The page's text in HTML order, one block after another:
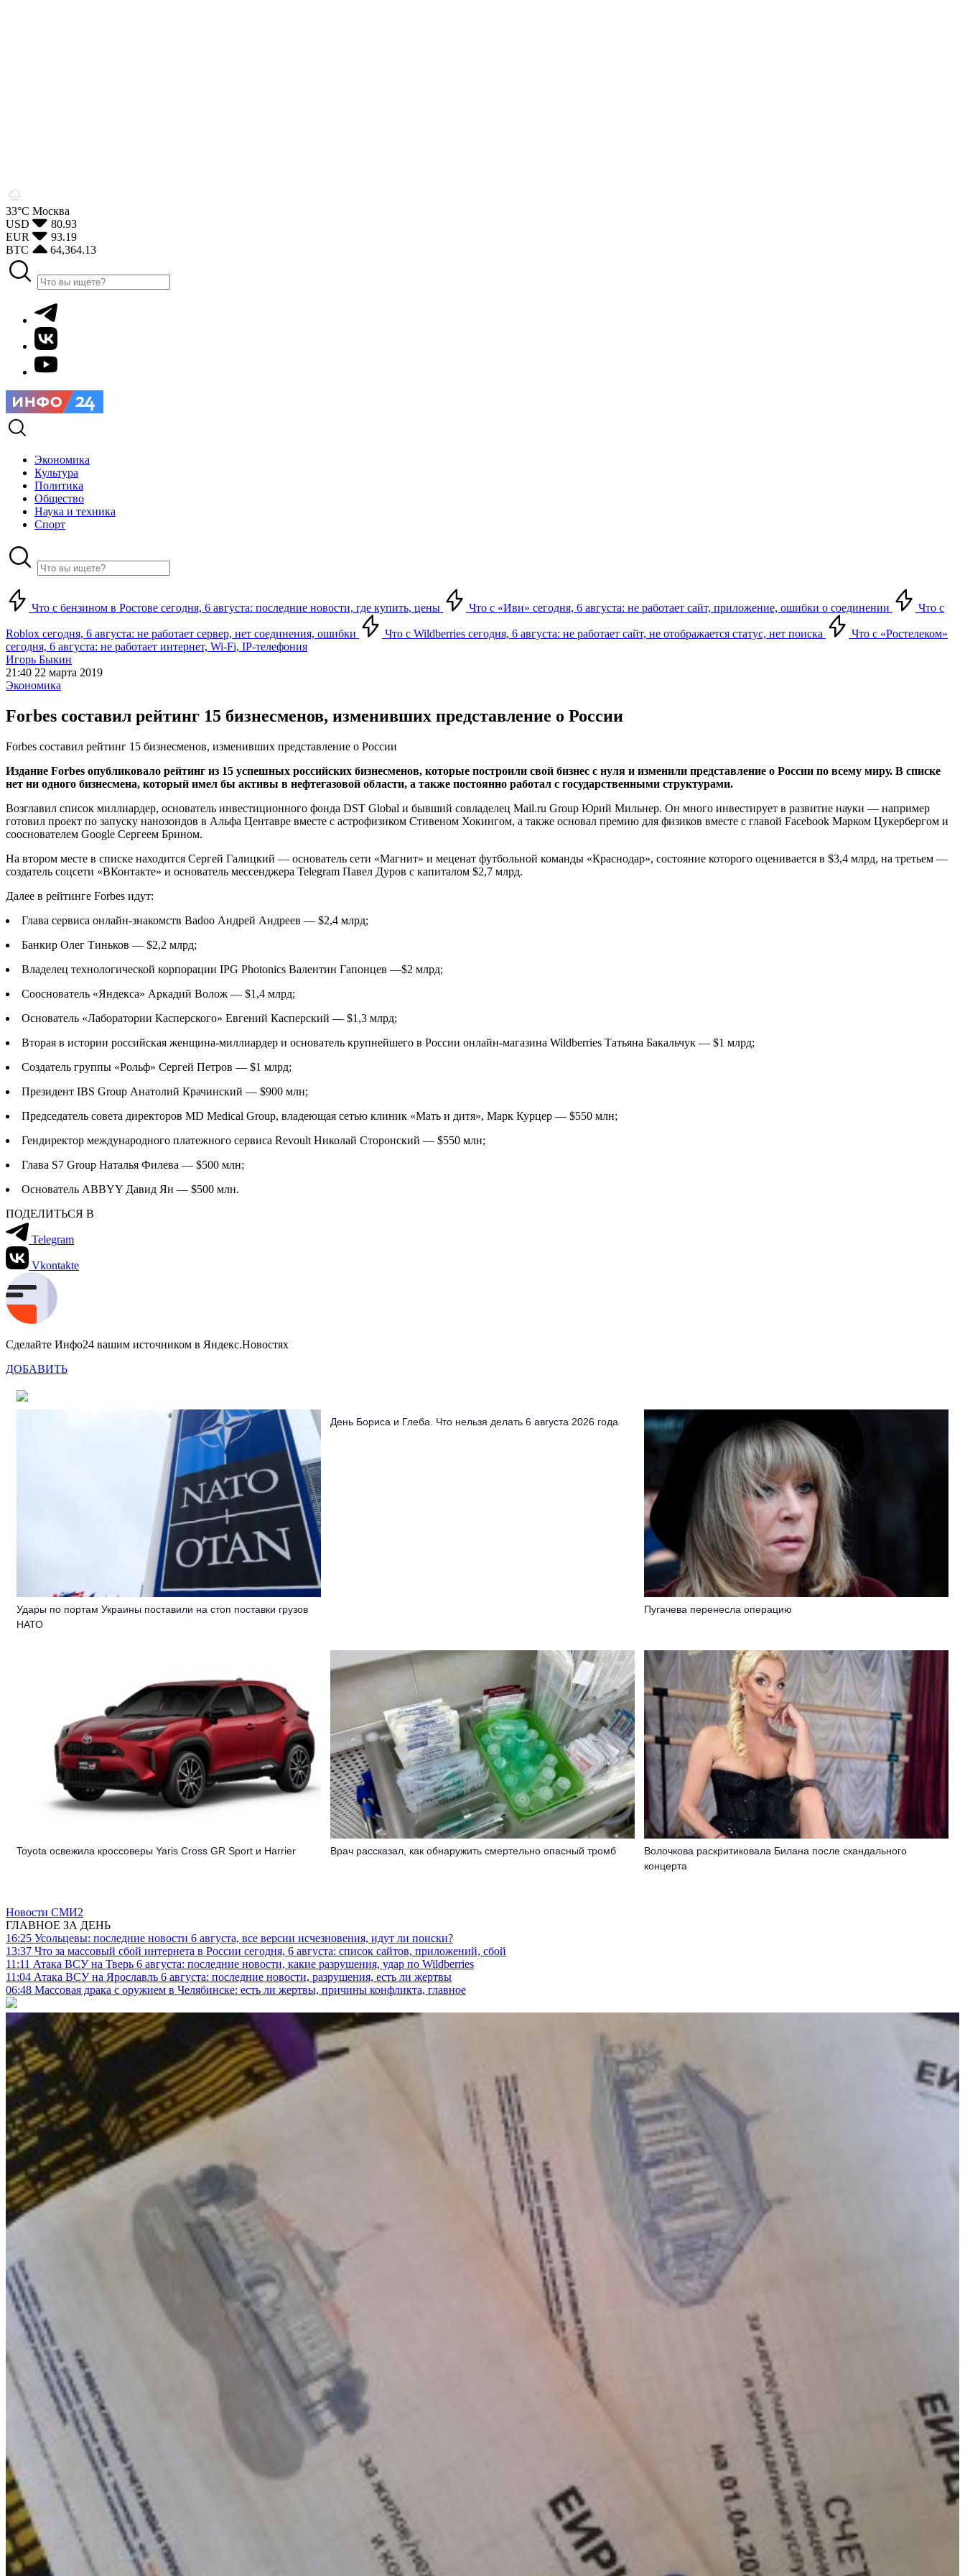
33°С Москва
USD
80.93
EUR
93.19
BTC
64,364.13
Экономика
Культура
Политика
Общество
Наука и техника
Спорт
Что с бензином в Ростове сегодня, 6 августа: последние новости, где купить, цены Что с «Иви» сегодня, 6 августа: не работает сайт, приложение, ошибки о соединении Что с
Roblox сегодня, 6 августа: не работает сервер, нет соединения, ошибки Что с Wildberries сегодня, 6 августа: не работает сайт, не отображается статус, нет поиска
Что с «Ростелеком»
сегодня, 6 августа: не работает интернет, Wi-Fi, IP-телефония
Игорь Быкин
21:40 22 марта 2019
Экономика
Forbes составил рейтинг 15 бизнесменов, изменивших представление о России
Forbes составил рейтинг 15 бизнесменов, изменивших представление о России
Издание Forbes опубликовало рейтинг из 15 успешных российских бизнесменов, которые построили свой бизнес с нуля и изменили представление о России по всему миру. В списке
нет ни одного бизнесмена, который имел бы активы в нефтегазовой области, а также постоянно работал с государственными структурами.
Возглавил список миллиардер, основатель инвестиционного фонда DST Global и бывший совладелец Mail.ru Group Юрий Мильнер. Он много инвестирует в развитие науки — например
готовил проект по запуску нанозондов в Альфа Центавре вместе с астрофизиком Стивеном Хокингом, а также основал премию для физиков вместе с главой Facebook Марком Цукербергом и
сооснователем Google Сергеем Брином.
На втором месте в списке находится Сергей Галицкий — основатель сети «Магнит» и меценат футбольной команды «Краснодар», состояние которого оценивается в $3,4 млрд, на третьем —
создатель соцсети «ВКонтакте» и основатель мессенджера Telegram Павел Дуров с капиталом $2,7 млрд.
Далее в рейтинге Forbes идут:
Глава сервиса онлайн-знакомств Badoo Андрей Андреев — $2,4 млрд;
Банкир Олег Тиньков — $2,2 млрд;
Владелец технологической корпорации IPG Photonics Валентин Гапонцев —$2 млрд;
Сооснователь «Яндекса» Аркадий Волож — $1,4 млрд;
Основатель «Лаборатории Касперского» Евгений Касперский — $1,3 млрд;
Вторая в истории российская женщина-миллиардер и основатель крупнейшего в России онлайн-магазина Wildberries Татьяна Бакальчук — $1 млрд;
Создатель группы «Рольф» Сергей Петров — $1 млрд;
Президент IBS Group Анатолий Крачинский — $900 млн;
Председатель совета директоров MD Medical Group, владеющая сетью клиник «Мать и дитя», Марк Курцер — $550 млн;
Гендиректор международного платежного сервиса Revoult Николай Сторонский — $550 млн;
Глава S7 Group Наталья Филева — $500 млн;
Основатель ABBYY Давид Ян — $500 млн.
ПОДЕЛИТЬСЯ В
Telegram
Vkontakte
Сделайте Инфо24 вашим источником в Яндекс.Новостях
ДОБАВИТЬ
Удары по портам Украины поставили на стоп поставки грузов
НАТО
День Бориса и Глеба. Что нельзя делать 6 августа 2026 года
Пугачева перенесла операцию
Toyota освежила кроссоверы Yaris Cross GR Sport и Harrier Врач рассказал, как обнаружить смертельно опасный тромб
Волочкова раскритиковала Билана после скандального
концерта
Новости СМИ2
ГЛАВНОЕ ЗА ДЕНЬ
16:25 Усольцевы: последние новости 6 августа, все версии исчезновения, идут ли поиски?
13:37 Что за массовый сбой интернета в России сегодня, 6 августа: список сайтов, приложений, сбой
11:11 Атака ВСУ на Тверь 6 августа: последние новости, какие разрушения, удар по Wildberries
11:04 Атака ВСУ на Ярославль 6 августа: последние новости, разрушения, есть ли жертвы
06:48 Массовая драка с оружием в Челябинске: есть ли жертвы, причины конфликта, главное